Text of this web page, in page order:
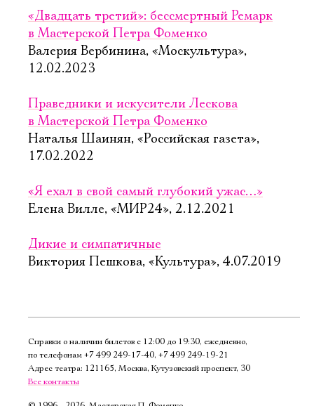
«Двадцать третий»: бессмертный Ремарк
в Мастерской Петра Фоменко
Валерия Вербинина, «Москультура»,
12.02.2023
Праведники и искусители Лескова
в Мастерской Петра Фоменко
Наталья Шаинян, «Российская газета»,
17.02.2022
«Я ехал в свой самый глубокий ужас…»
Елена Вилле, «МИР24», 2.12.2021
Дикие и симпатичные
Виктория Пешкова, «Культура», 4.07.2019
Справки о наличии билетов с 12:00 до 19:30, ежедневно,
по телефонам +7 499 249‑17‑40, +7 499 249‑19‑21
Адрес театра: 121165, Москва, Кутузовский проспект, 30
Все контакты